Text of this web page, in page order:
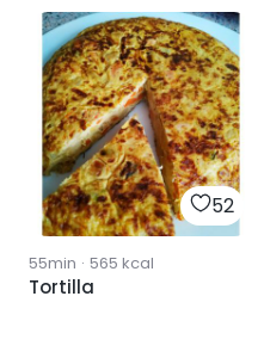
52
55min · 565 kcal
Tortilla